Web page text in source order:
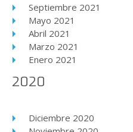
Septiembre 2021
Mayo 2021
Abril 2021
Marzo 2021
Enero 2021
2020
Diciembre 2020